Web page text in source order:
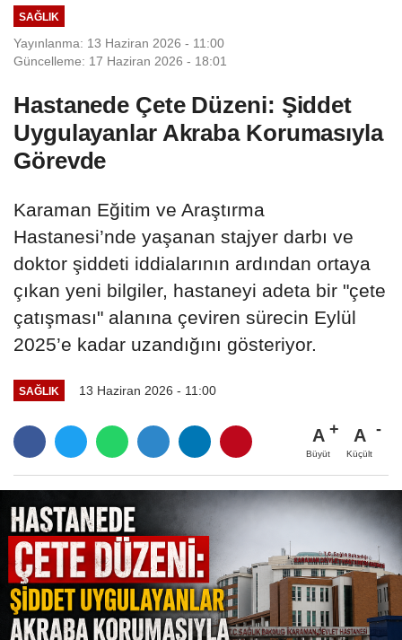
SAĞLIK
Yayınlanma: 13 Haziran 2026 - 11:00
Güncelleme: 17 Haziran 2026 - 18:01
Hastanede Çete Düzeni: Şiddet
Uygulayanlar Akraba Korumasıyla
Görevde
Karaman Eğitim ve Araştırma
Hastanesi’nde yaşanan stajyer darbı ve
doktor şiddeti iddialarının ardından ortaya
çıkan yeni bilgiler, hastaneyi adeta bir "çete
çatışması" alanına çeviren sürecin Eylül
2025’e kadar uzandığını gösteriyor.
SAĞLIK 13 Haziran 2026 - 11:00
A
Büyüt
A
Küçült